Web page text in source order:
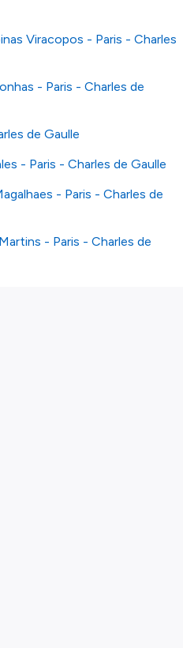
Viracopos - Paris - Charles
- Paris - Charles de
de Gaulle
- Paris - Charles de Gaulle
- Paris - Charles de
- Paris - Charles de